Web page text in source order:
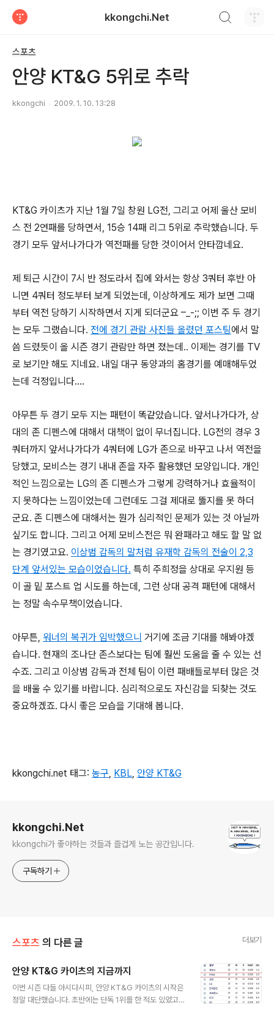
kkongchi.Net
스포츠
안양 KT&G 5위로 추락
kkongchi 2009. 1. 10. 13:28
KT&G 카이츠가 지난 1월 7일 창원 LG전, 그리고 어제 울산 모비
스 전 2연패를 당하면서, 15승 14패 리그 5위로 추락했습니다. 두
경기 모두 앞서나가다가 역전패를 당한 것이어서 안타깝네요.
제 퇴근 시간이 7시 반 정도라서 집에 와서는 항상 3쿼터 후반 아
니면 4쿼터 정도부터 보게 되었는데, 이상하게도 제가 보면 그때
부터 역전 당하기 시작하면서 지게 되더군요 –_-;; 이번 주 두 경기
는 모두 그랬습니다. 전에 경기 관람 사진들 올렸던 포스팅에서 말
씀 드렸듯이 올 시즌 경기 관람만 하면 졌는데.. 이제는 경기를 TV
로 보기만 해도 지네요. 내일 대구 동양과의 홈경기를 예매해두었
는데 걱정입니다….
아무튼 두 경기 모두 지는 패턴이 똑같았습니다. 앞서나가다가, 상
대의 존 디펜스에 대해서 대책이 없이 무너집니다. LG전의 경우 3
쿼터까지 앞서나가다가 4쿼터에 LG가 존으로 바꾸고 나서 역전을
당했고, 모비스는 경기 내내 존을 자주 활용했던 모양입니다. 개인
적인 느낌으로는 LG의 존 디펜스가 그렇게 강력하거나 효율적이
지 못하다는 느낌이었는데 그런데도 그걸 제대로 뚫지를 못 하더
군요. 존 디펜스에 대해서는 뭔가 심리적인 문제가 있는 것 아닐까
싶기도 합니다. 그리고 어제 모비스전은 뭐 완패라고 해도 할 말 없
는 경기였고요. 이상범 감독의 말처럼 유재학 감독의 전술이 2,3
단계 앞서있는 모습이었습니다. 특히 주희정을 상대로 우지원 등
이 골 밑 포스트 업 시도를 하는데, 그런 상대 공격 패턴에 대해서
는 정말 속수무책이었습니다.
아무튼, 워너의 복귀가 임박했으니 거기에 조금 기대를 해봐야겠
습니다. 현재의 조나단 존스보다는 팀에 훨씬 도움을 줄 수 있는 선
수죠. 그리고 이상범 감독과 전체 팀이 이런 패배들로부터 많은 것
을 배울 수 있기를 바랍니다. 심리적으로도 자신감을 되찾는 것도
중요하겠죠. 다시 좋은 모습을 기대해 봅니다.
kkongchi.net 태그: 농구, KBL, 안양 KT&G
kkongchi.Net
kkongchi가 좋아하는 것들과 즐겁게 노는 공간입니다.
구독하기
스포츠 의 다른 글 더보기
안양 KT&G 카이츠의 지금까지
이번 시즌 다들 아시다시피, 안양 KT&G 카이츠의 시작은
정말 대단했습니다. 초반에는 단독 1위를 한 적도 있었고,